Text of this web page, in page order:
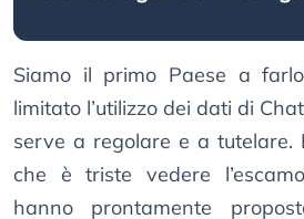
Siamo il primo Paese a
limitato l’utilizzo dei dati di
serve a regolare e a tutelare.
che è triste vedere
hanno prontamente